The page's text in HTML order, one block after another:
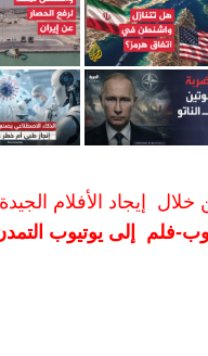
إيجاد الأفلام الجيدة
فلم إلى يوتيوب